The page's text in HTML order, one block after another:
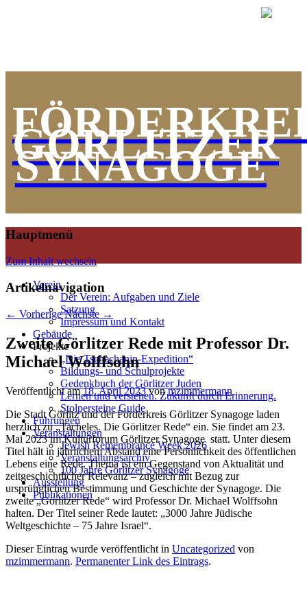
GÖRLITZER
SYNAGOGE
Hauptmenü
Zum Inhalt wechseln
Verein
Der Verein: Aufgaben und Ziele
Satzung
Impressum und Kontakt
Gebäude
Projekte
„Die Tschechanin-Expedition“
Bildungs- und Schulprojekte
Gedenkbuch der Görlitzer Juden
Lernen und verstehen. Zukunft durch Erinnerung.
Stolpersteine Guide
Führungen
Veranstaltungen
Jewish Remembrance Week 2026
Veranstaltungsarchiv
100 Jahre Görlitzer Synagoge
Ausstellung
Publikationen
Artikelnavigation
← Vorherige Nächste →
Zweite Görlitzer Rede mit Professor Dr.
Michael Wolffsohn
Veröffentlicht am18. April 2023 vonmzimmermann
Die Stadt Görlitz und der Förderkreis Görlitzer Synagoge laden
herzlich zu „Tacheles. Die Görlitzer Rede“ ein. Sie findet am 23.
Mai 2023 im Kulturforum Görlitzer Synagoge statt. Unter diesem
Titel hält in jährlichem Abstand eine Persönlichkeit des öffentlichen
Lebens eine Rede. Thema ist ein Gegenstand von Aktualität und
zeitgeschichtlicher Relevanz – zugleich mit Bezug zur
ursprünglichen Bestimmung und Geschichte der Synagoge. Die
zweite „Görlitzer Rede“ wird Professor Dr. Michael Wolffsohn
halten. Der Titel seiner Rede lautet: „3000 Jahre Jüdische
Weltgeschichte – 75 Jahre Israel“.
Dieser Eintrag wurde veröffentlicht in Uncategorized von
mzimmermann. Permanenter Link des Eintrags.